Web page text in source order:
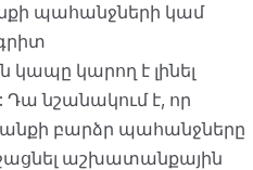
պահանջների կամ
կարող է լինել
նշանակում է, որ
բարձր պահանջները
աշխատանքային